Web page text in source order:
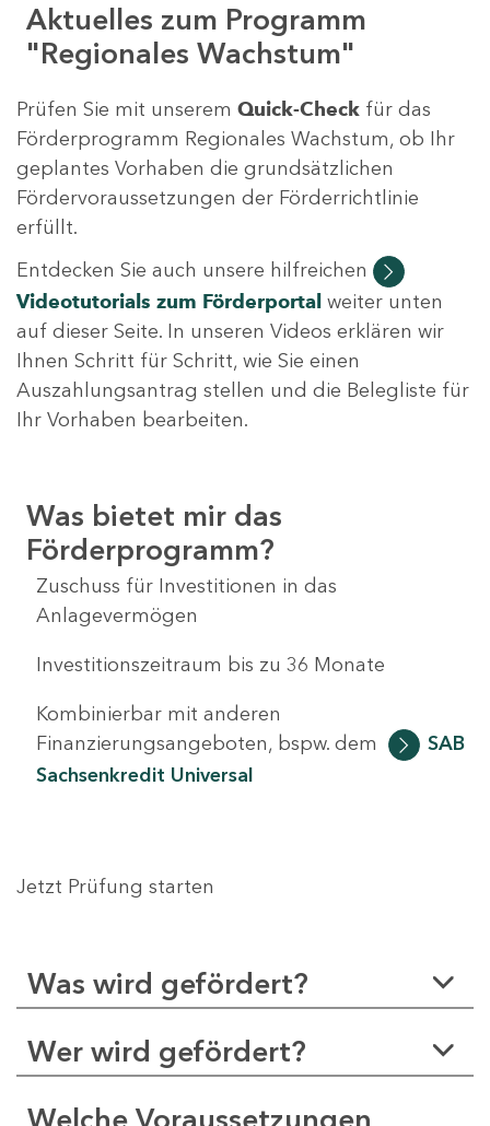
Aktuelles zum Programm
"Regionales Wachstum"
Prüfen Sie mit unserem Quick-Check für das
Förderprogramm Regionales Wachstum, ob Ihr
geplantes Vorhaben die grundsätzlichen
Fördervoraussetzungen der Förderrichtlinie
erfüllt.
Entdecken Sie auch unsere hilfreichen
Videotutorials zum Förderportal weiter unten
auf dieser Seite. In unseren Videos erklären wir
Ihnen Schritt für Schritt, wie Sie einen
Auszahlungsantrag stellen und die Belegliste für
Ihr Vorhaben bearbeiten.
Was bietet mir das
Förderprogramm?
Zuschuss für Investitionen in das
Anlagevermögen
Investitionszeitraum bis zu 36 Monate
Kombinierbar mit anderen
Finanzierungsangeboten, bspw. dem
SAB
Sachsenkredit Universal
Jetzt Prüfung starten
Was wird gefördert?
Wer wird gefördert?
Welche Voraussetzungen